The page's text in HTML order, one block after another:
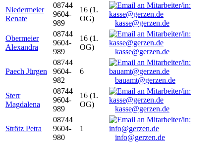
Niedermeier
Renate
08744
9604-
989
16 (1.
OG)
kasse@gerzen.de
Obermeier
Alexandra
08744
9604-
989
16 (1.
OG)
kasse@gerzen.de
Paech Jürgen
08744
9604-
982
6
bauamt@gerzen.de
Sterr
Magdalena
08744
9604-
989
16 (1.
OG)
kasse@gerzen.de
Strötz Petra
08744
9604-
980
1
info@gerzen.de